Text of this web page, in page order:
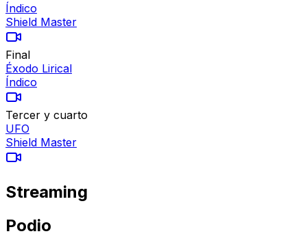
Índico
Shield Master
Final
Éxodo Lirical
Índico
Tercer y cuarto
UFO
Shield Master
Streaming
Podio